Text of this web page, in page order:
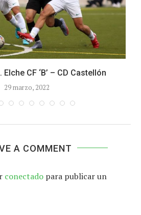
Elche CF ‘B’ – CD Castellón
29 marzo, 2022
A COMMENT
conectado para publicar un